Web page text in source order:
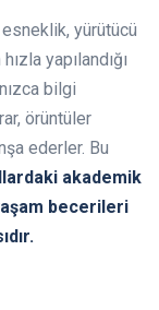
yürütücü
yapılandığı
bilgi
örüntüler
ederler. Bu
akademik
becerileri